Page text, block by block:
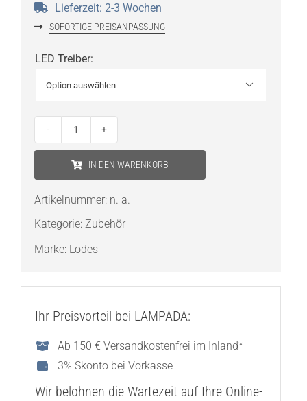
Lieferzeit: 2-3 Wochen
SOFORTIGE PREISANPASSUNG
LED Treiber:

Menge
IN DEN WARENKORB
Artikelnummer: n. a.
Kategorie: Zubehör
Marke: Lodes
Ihr Preisvorteil bei LAMPADA:
Ab 150 € Versandkostenfrei im Inland*
3% Skonto bei Vorkasse
Wir belohnen die Wartezeit auf Ihre Online-